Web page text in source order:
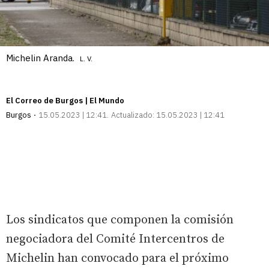
Michelin Aranda. L. V.
El Correo de Burgos | El Mundo
Burgos
15.05.2023 | 12:41 Actualizado: 15.05.2023 | 12:41
Los sindicatos que componen la comisión
negociadora del Comité Intercentros de
Michelin han convocado para el próximo